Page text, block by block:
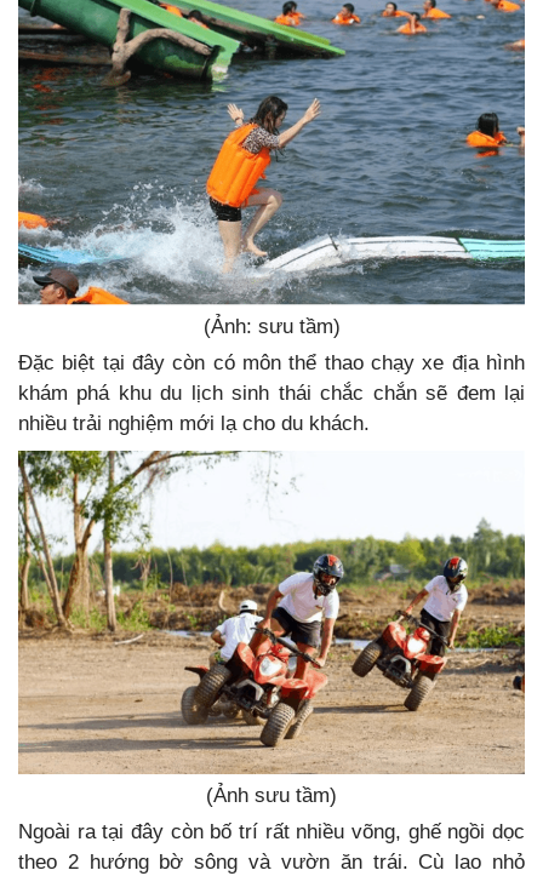
(Ảnh: sưu tầm)
Đặc biệt tại đây còn có môn thể thao chạy xe địa hình
khám phá khu du lịch sinh thái chắc chắn sẽ đem lại
nhiều trải nghiệm mới lạ cho du khách.
(Ảnh sưu tầm)
Ngoài ra tại đây còn bố trí rất nhiều võng, ghế ngồi dọc
theo 2 hướng bờ sông và vườn ăn trái. Cù lao nhỏ